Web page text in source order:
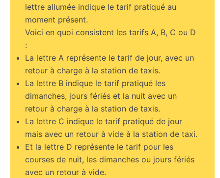
lettre allumée indique le tarif pratiqué au
moment présent.
Voici en quoi consistent les tarifs A, B, C ou D
:
La lettre A représente le tarif de jour, avec un
retour à charge à la station de taxis.
La lettre B indique le tarif pratiqué les
dimanches, jours fériés et la nuit avec un
retour à charge à la station de taxis.
La lettre C indique le tarif pratiqué de jour
mais avec un retour à vide à la station de taxi.
Et la lettre D représente le tarif pour les
courses de nuit, les dimanches ou jours fériés
avec un retour à vide.